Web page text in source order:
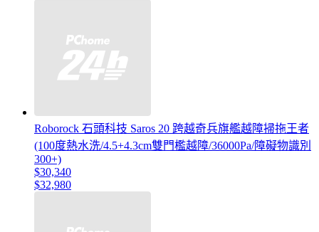
Roborock 石頭科技 Saros 20 跨越奇兵旗艦越障掃拖王者
(100度熱水洗/4.5+4.3cm雙門檻越障/36000Pa/障礙物識別
300+)
$30,340
$32,980